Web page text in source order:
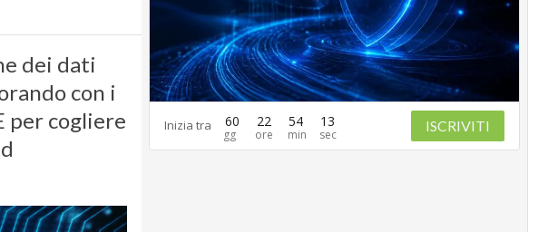
dei dati
con i
per cogliere
Inizia tra 60 22 54 11 ISCRIVITI